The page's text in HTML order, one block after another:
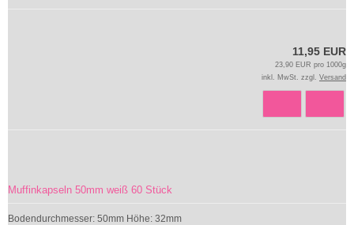
11,95 EUR
23,90 EUR pro 1000g
inkl. MwSt. zzgl. Versand
Muffinkapseln 50mm weiß 60 Stück
Bodendurchmesser: 50mm Höhe: 32mm